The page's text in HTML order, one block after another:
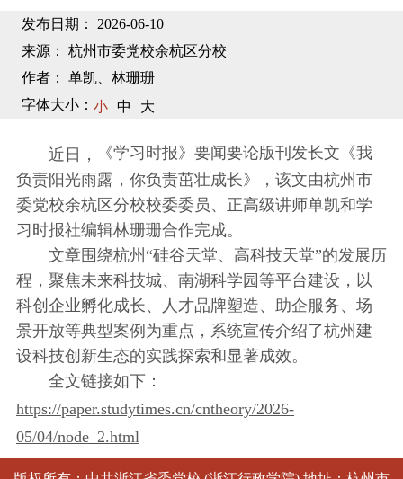
发布日期： 2026-06-10
来源： 杭州市委党校余杭区分校
作者： 单凯、林珊珊
字体大小： 小 中 大
近日，
《学习时报》要闻要论版刊发长文《我
负责阳光雨露，你负责茁壮成长》，该文由杭州市
委党校余杭区分校校委委员、正高级讲师单凯和学
习时报社编辑林珊珊合作完成。
文章围绕杭州“硅谷天堂、高科技天堂”的发展历
程，聚焦未来科技城、南湖科学园等平台建设，以
科创企业孵化成长、人才品牌塑造、助企服务、场
景开放等典型案例为重点，系统宣传介绍了杭州建
设科技创新生态的实践探索和显著成效。
全文链接如下：
https://paper.studytimes.cn/cntheory/2026-
05/04/node_2.html